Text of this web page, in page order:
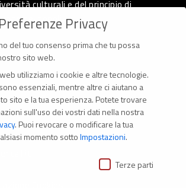
culturali e del principio di
dei popoli.
40122 Bologna (Italia)
775
Preferenze Privacy
del tuo consenso prima che tu possa
sito web.
utilizziamo i cookie e altre tecnologie.
essenziali, mentre altre ci aiutano a
sito e la tua esperienza. Potete trovare
sull'uso dei vostri dati nella nostra
. Puoi revocare o modificare la tua
momento sottoImpostazioni.
Terze parti